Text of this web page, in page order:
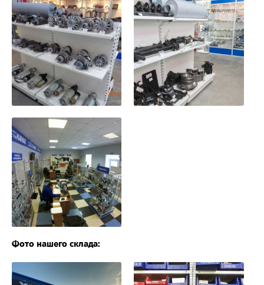
Фото нашего склада: